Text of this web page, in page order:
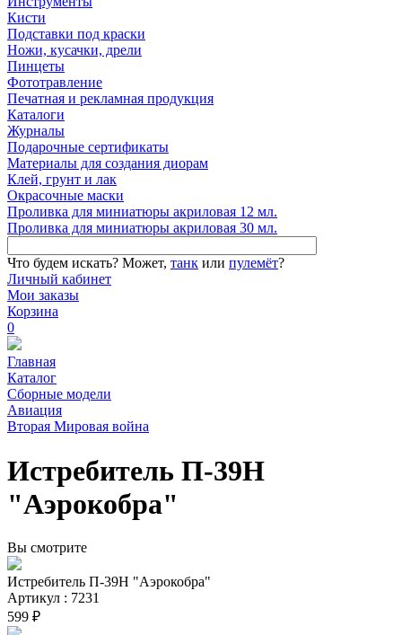
Кисти
Подставки под краски
Ножи, кусачки, дрели
Пинцеты
Фототравление
Печатная и рекламная продукция
Каталоги
Журналы
Подарочные сертификаты
Материалы для создания диорам
Клей, грунт и лак
Окрасочные маски
Проливка для миниатюры акриловая 12 мл.
Проливка для миниатюры акриловая 30 мл.
Что будем искать? Может, танк или пулемёт?
Личный кабинет
Мои заказы
Корзина
0
Главная
Каталог
Сборные модели
Авиация
Вторая Мировая война
Истребитель П-39Н
"Аэрокобра"
Вы смотрите
Истребитель П-39Н "Аэрокобра"
Артикул : 7231
599 ₽